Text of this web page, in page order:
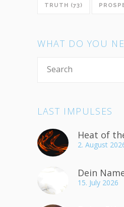
TRUTH (73)
WHAT DO YOU
LAST IMPULSES
Heat of
2. August
Dein
15. July 2026